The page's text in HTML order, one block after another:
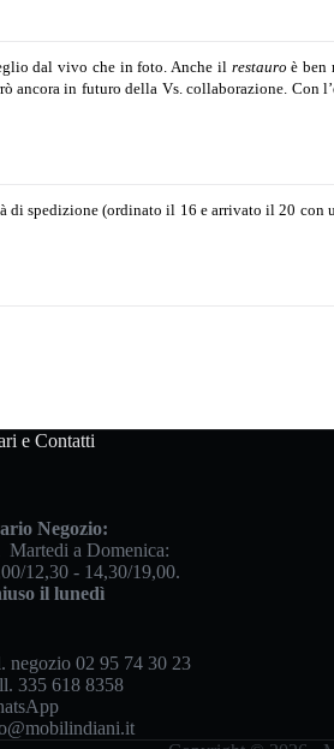
dal vivo che in foto. Anche il restauro è ben
ancora in futuro della Vs. collaborazione. Con
spedizione (ordinato il 16 e arrivato il 20 con
e Contatti
Negozio:
Martedi a Domenica:
12,30 - 14,30/19,00.
il lunedì
negozio 02 95 74 30 23
335 618 8358